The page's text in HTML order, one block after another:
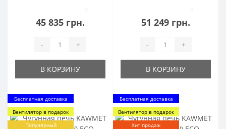
45 835 грн.
- +
В КОРЗИНУ
51 249 грн.
- +
В КОРЗИНУ
Бесплатная доставка
Вентилятор в подарок
Популярный
Бесплатная доставка
Вентилятор в подарок
Хит продаж